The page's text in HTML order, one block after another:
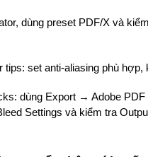
dùng preset PDF/X và
tips: set anti-aliasing phù hợp,
dùng Export → Adobe
Settings và kiểm tra